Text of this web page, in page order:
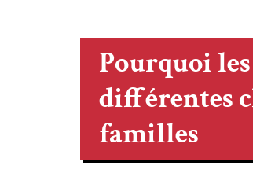
Pourquoi
différentes
familles